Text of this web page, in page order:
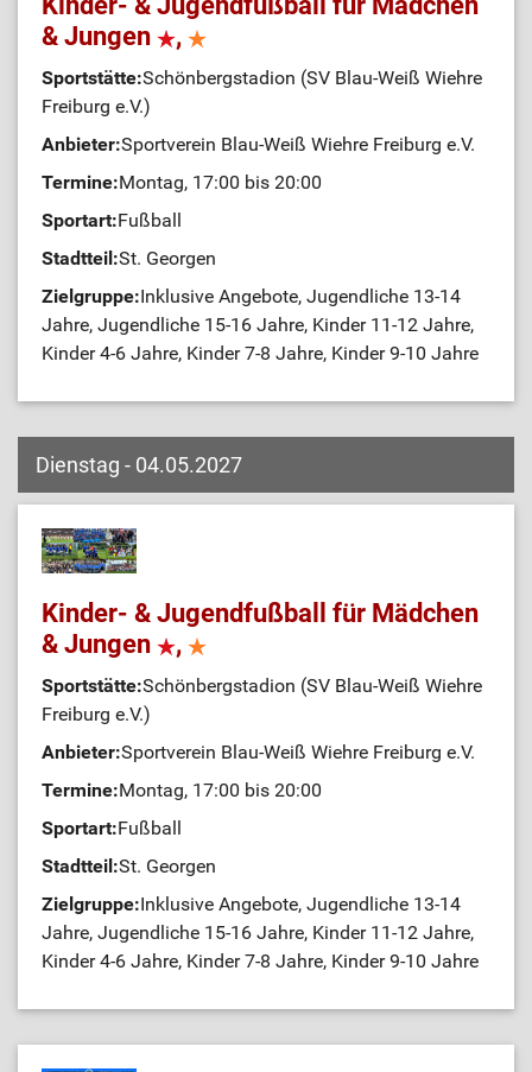
& Jungen
,
Sportstätte:Schönbergstadion (SV Blau-Weiß Wiehre
Freiburg e.V.)
Anbieter:Sportverein Blau-Weiß Wiehre Freiburg e.V.
Termine:Montag, 17:00 bis 20:00
Sportart:Fußball
Stadtteil:St. Georgen
Zielgruppe:Inklusive Angebote, Jugendliche 13-14
Jahre, Jugendliche 15-16 Jahre, Kinder 11-12 Jahre,
Kinder 4-6 Jahre, Kinder 7-8 Jahre, Kinder 9-10 Jahre
Dienstag - 04.05.2027
Kinder- & Jugendfußball für Mädchen
& Jungen
,
Sportstätte:Schönbergstadion (SV Blau-Weiß Wiehre
Freiburg e.V.)
Anbieter:Sportverein Blau-Weiß Wiehre Freiburg e.V.
Termine:Montag, 17:00 bis 20:00
Sportart:Fußball
Stadtteil:St. Georgen
Zielgruppe:Inklusive Angebote, Jugendliche 13-14
Jahre, Jugendliche 15-16 Jahre, Kinder 11-12 Jahre,
Kinder 4-6 Jahre, Kinder 7-8 Jahre, Kinder 9-10 Jahre